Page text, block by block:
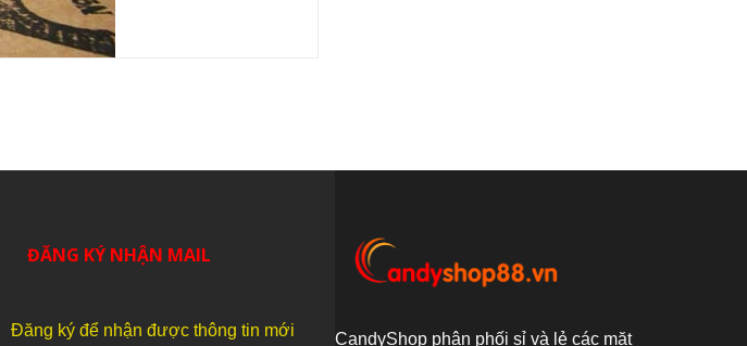
ĐĂNG KÝ NHẬN MAIL
Đăng ký để nhận được thông tin mới
CandyShop phân phối sỉ và lẻ các mặt